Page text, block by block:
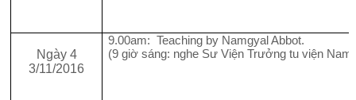
Ngày 4
3/11/2016
9.00am: Teaching by Namgyal Abbot.
(9 giờ sáng: nghe Sư Viện Trưởng tu viện